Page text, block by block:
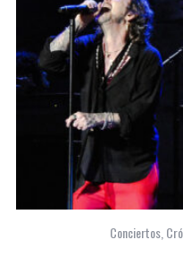
Conciertos